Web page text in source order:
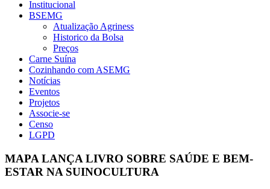
Institucional
BSEMG
Atualização Agriness
Historico da Bolsa
Preços
Carne Suína
Cozinhando com ASEMG
Notícias
Eventos
Projetos
Associe-se
Censo
LGPD
MAPA LANÇA LIVRO SOBRE SAÚDE E BEM-
ESTAR NA SUINOCULTURA